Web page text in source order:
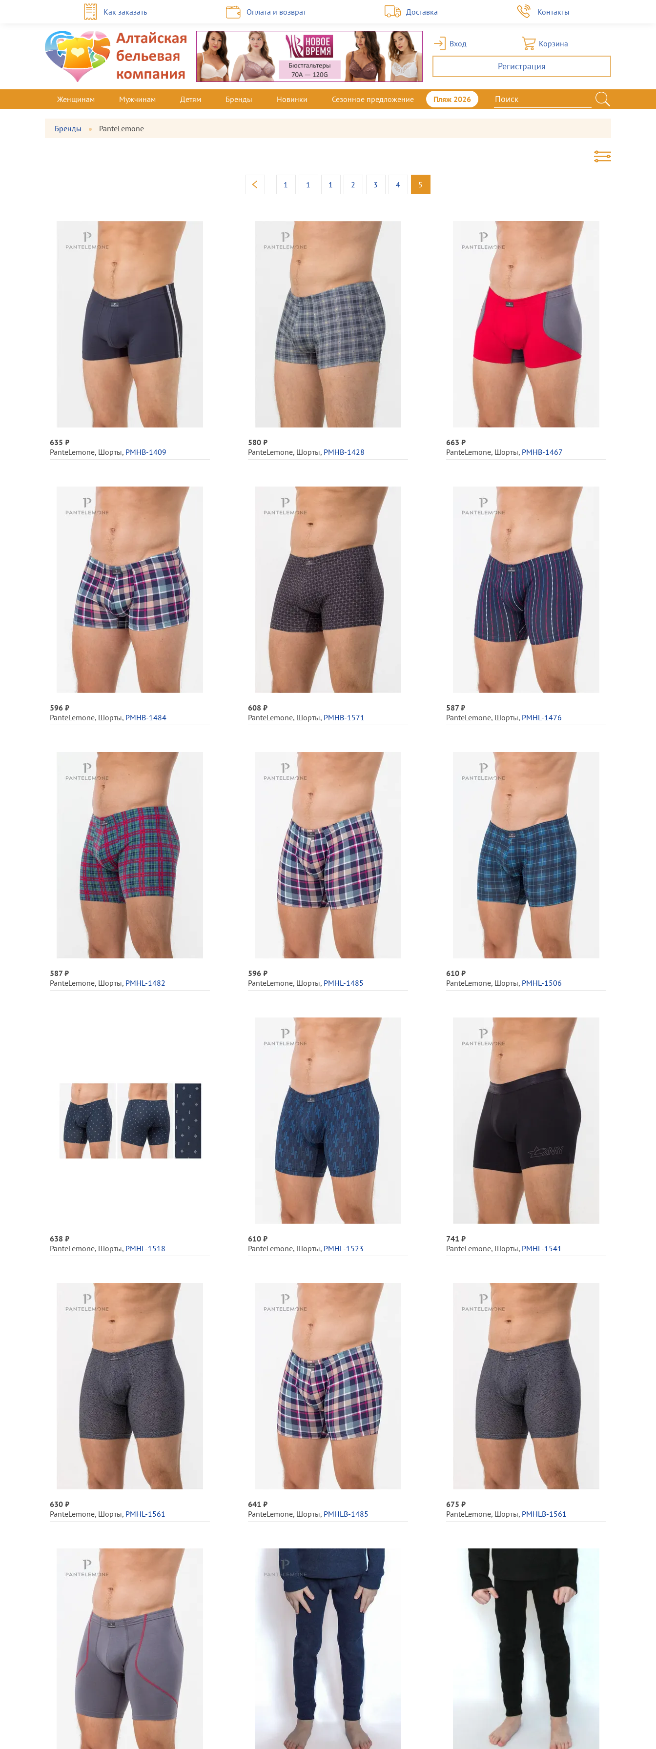
Как заказать Оплата и возврат Доставка Контакты
Вход Корзина
Регистрация
Женщинам Мужчинам Детям Бренды Новинки Сезонное предложение Пляж 2026
Бренды PanteLemone
1 1 1 2 3 4 5
635 ₽
PanteLemone, Шорты, PMHB-1409
580 ₽
PanteLemone, Шорты, PMHB-1428
663 ₽
PanteLemone, Шорты, PMHB-1467
596 ₽
PanteLemone, Шорты, PMHB-1484
608 ₽
PanteLemone, Шорты, PMHB-1571
587 ₽
PanteLemone, Шорты, PMHL-1476
587 ₽
PanteLemone, Шорты, PMHL-1482
596 ₽
PanteLemone, Шорты, PMHL-1485
610 ₽
PanteLemone, Шорты, PMHL-1506
638 ₽
PanteLemone, Шорты, PMHL-1518
610 ₽
PanteLemone, Шорты, PMHL-1523
741 ₽
PanteLemone, Шорты, PMHL-1541
630 ₽
PanteLemone, Шорты, PMHL-1561
641 ₽
PanteLemone, Шорты, PMHLB-1485
675 ₽
PanteLemone, Шорты, PMHLB-1561